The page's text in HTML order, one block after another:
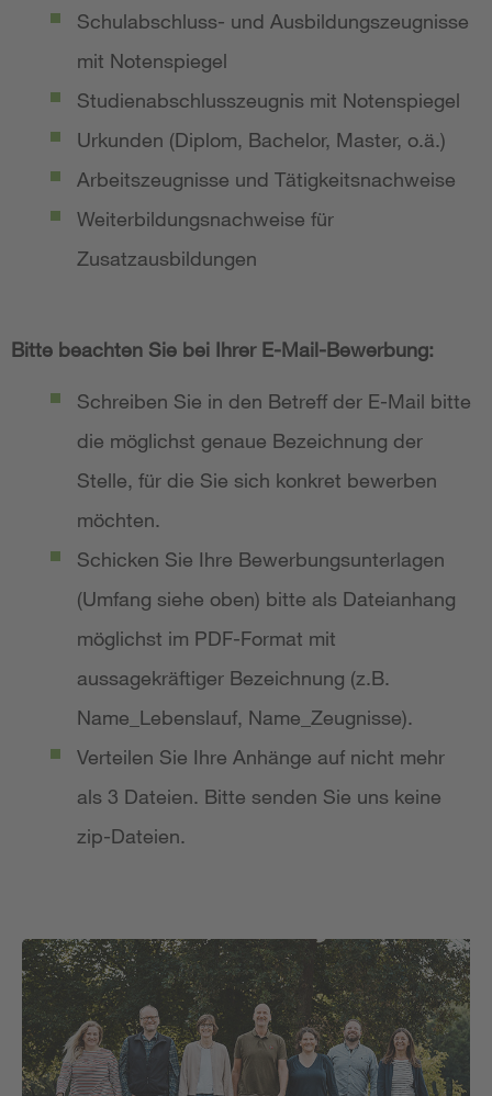
Schulabschluss- und Ausbildungszeugnisse
mit Notenspiegel
Studienabschlusszeugnis mit Notenspiegel
Urkunden (Diplom, Bachelor, Master, o.ä.)
Arbeitszeugnisse und Tätigkeitsnachweise
Weiterbildungsnachweise für
Zusatzausbildungen
Bitte beachten Sie bei Ihrer E-Mail-Bewerbung:
Schreiben Sie in den Betreff der E-Mail bitte
die möglichst genaue Bezeichnung der
Stelle, für die Sie sich konkret bewerben
möchten.
Schicken Sie Ihre Bewerbungsunterlagen
(Umfang siehe oben) bitte als Dateianhang
möglichst im PDF-Format mit
aussagekräftiger Bezeichnung (z.B.
Name_Lebenslauf, Name_Zeugnisse).
Verteilen Sie Ihre Anhänge auf nicht mehr
als 3 Dateien. Bitte senden Sie uns keine
zip-Dateien.